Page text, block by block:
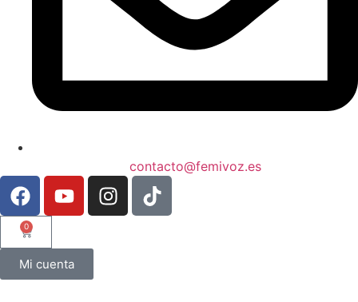
contacto@femivoz.es
0
Mi cuenta